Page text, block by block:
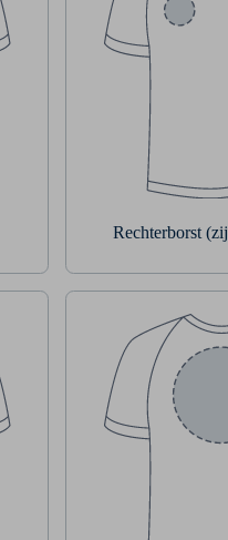
Rechterborst